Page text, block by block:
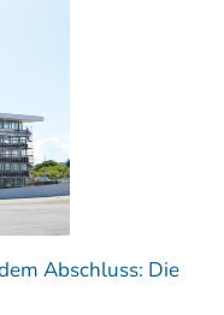
Abschluss: Die